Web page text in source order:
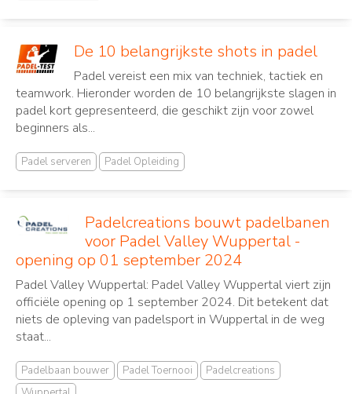
De 10 belangrijkste shots in padel
Padel vereist een mix van techniek, tactiek en
teamwork. Hieronder worden de 10 belangrijkste slagen in
padel kort gepresenteerd, die geschikt zijn voor zowel
beginners als...
Padel serveren Padel Opleiding
Padelcreations bouwt padelbanen
voor Padel Valley Wuppertal -
opening op 01 september 2024
Padel Valley Wuppertal: Padel Valley Wuppertal viert zijn
officiële opening op 1 september 2024. Dit betekent dat
niets de opleving van padelsport in Wuppertal in de weg
staat...
Padelbaan bouwer Padel Toernooi
Padelcreations